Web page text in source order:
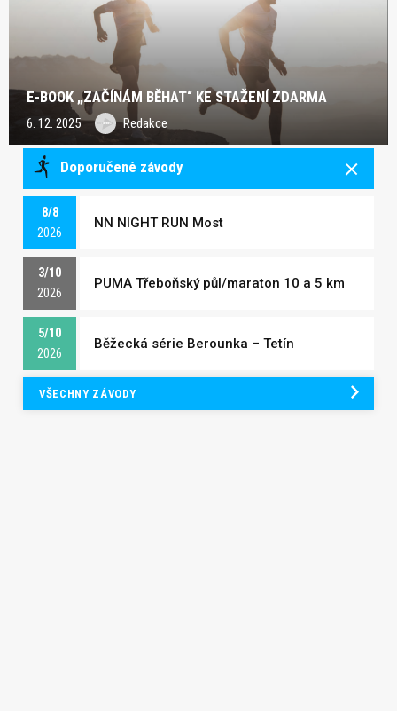
E-BOOK „ZAČÍNÁM BĚHAT“ KE STAŽENÍ ZDARMA
6. 12. 2025 Redakce
Doporučené závody
8/8
2026
NN NIGHT RUN Most
3/10
2026
PUMA Třeboňský půl/maraton 10 a 5 km
5/10
2026
Běžecká série Berounka – Tetín
VŠECHNY ZÁVODY